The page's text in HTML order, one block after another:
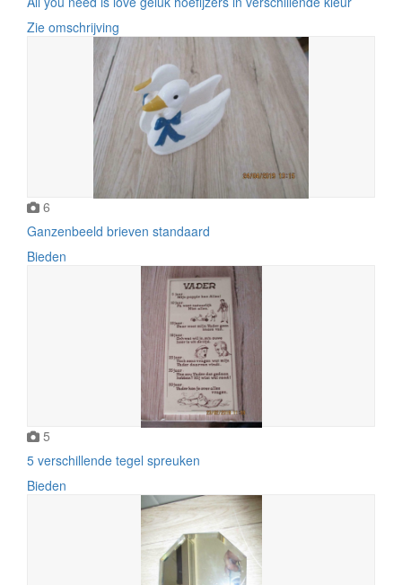
Zie omschrijving
6
Ganzenbeeld brieven standaard
Bieden
5
5 verschillende tegel spreuken
Bieden